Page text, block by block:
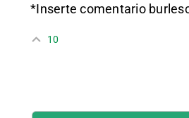
*Inserte comentario
10